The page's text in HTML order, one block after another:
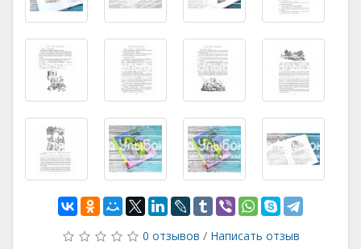
0 отзывов / Написать отзыв